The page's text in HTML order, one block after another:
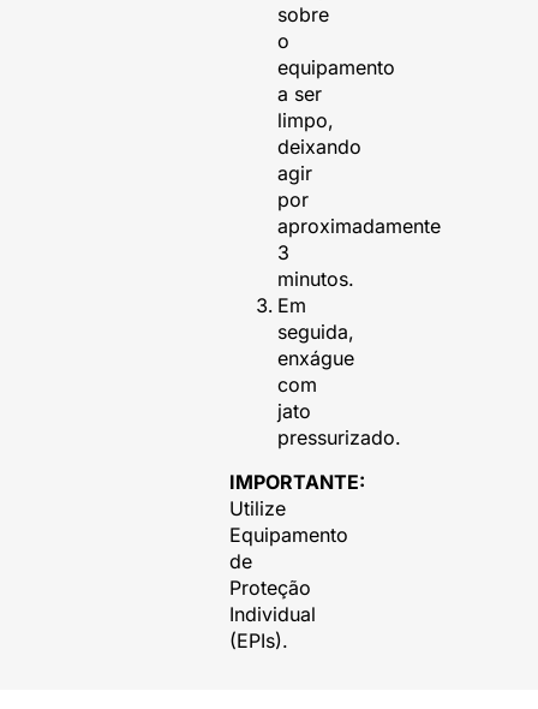
sobre
o
equipamento
a ser
limpo,
deixando
agir
por
aproximadamente
3
minutos.
Em
seguida,
enxágue
com
jato
pressurizado.
IMPORTANTE:
Utilize
Equipamento
de
Proteção
Individual
(EPIs).